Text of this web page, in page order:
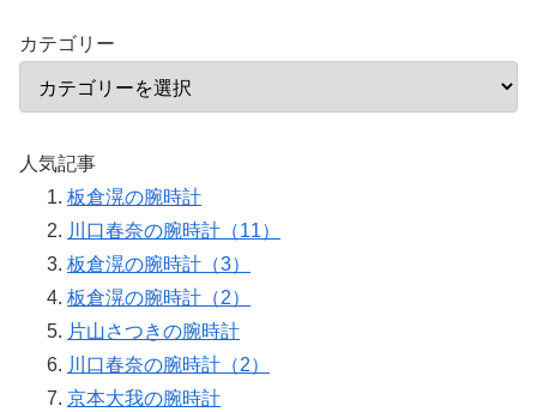
カテゴリー
人気記事
板倉滉の腕時計
川口春奈の腕時計（11）
板倉滉の腕時計（3）
板倉滉の腕時計（2）
片山さつきの腕時計
川口春奈の腕時計（2）
京本大我の腕時計